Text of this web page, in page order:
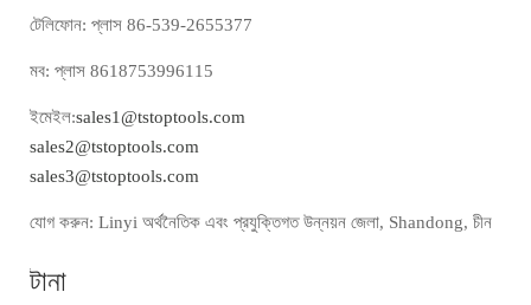
টেলিফোন: প্লাস 86-539-2655377
মব: প্লাস 8618753996115
ইমেইল:sales1@tstoptools.com
sales2@tstoptools.com
sales3@tstoptools.com
যোগ করুন: Linyi অর্থনৈতিক এবং প্রযুক্তিগত উন্নয়ন জেলা, Shandong, চীন
টানা